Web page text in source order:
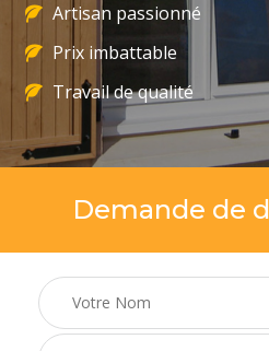
Artisan passionné
Prix imbattable
Travail de qualité
Demande de